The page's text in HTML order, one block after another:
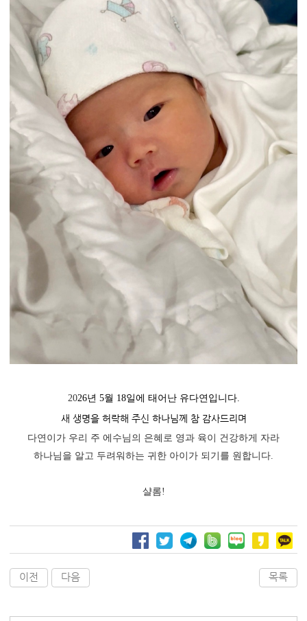
2026년 5월 18일에 태어난 유다연입니다.
새 생명을 허락해 주신 하나님께 참 감사드리며
다연이가 우리 주 에수님의 은혜로 영과 육이 건강하게 자라
하나님을 알고 두려워하는 귀한 아이가 되기를 원합니다.
샬롬!
이전 다음 목록